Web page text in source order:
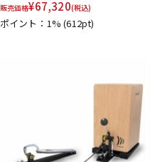
販売価格¥67,320(税込)
ポイント：1%(612pt)